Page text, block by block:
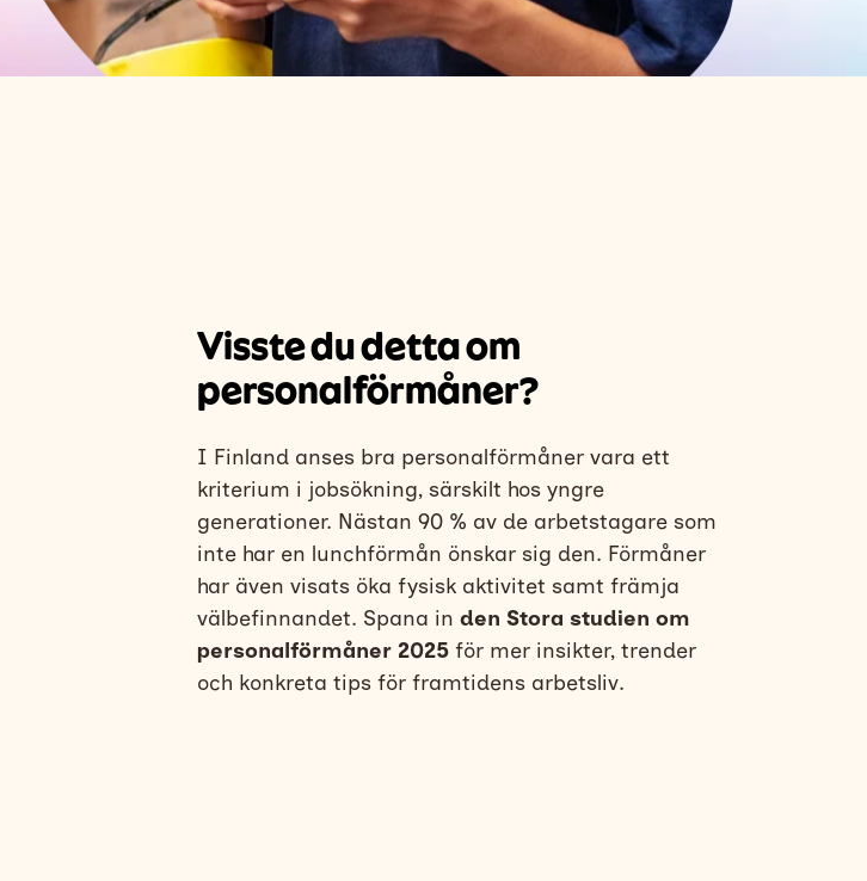
Visste du detta om
personalförmåner?
I Finland anses bra personalförmåner vara ett
kriterium i jobsökning, särskilt hos yngre
generationer. Nästan 90 % av de arbetstagare som
inte har en lunchförmån önskar sig den. Förmåner
har även visats öka fysisk aktivitet samt främja
välbefinnandet. Spana in den Stora studien om
personalförmåner 2025 för mer insikter, trender
och konkreta tips för framtidens arbetsliv.